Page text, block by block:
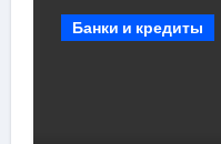
Банки и кредиты